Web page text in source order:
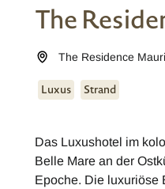
The
The Residence
Luxus Strand
Das Luxushotel im
Belle Mare an der
Epoche. Die luxuriöse